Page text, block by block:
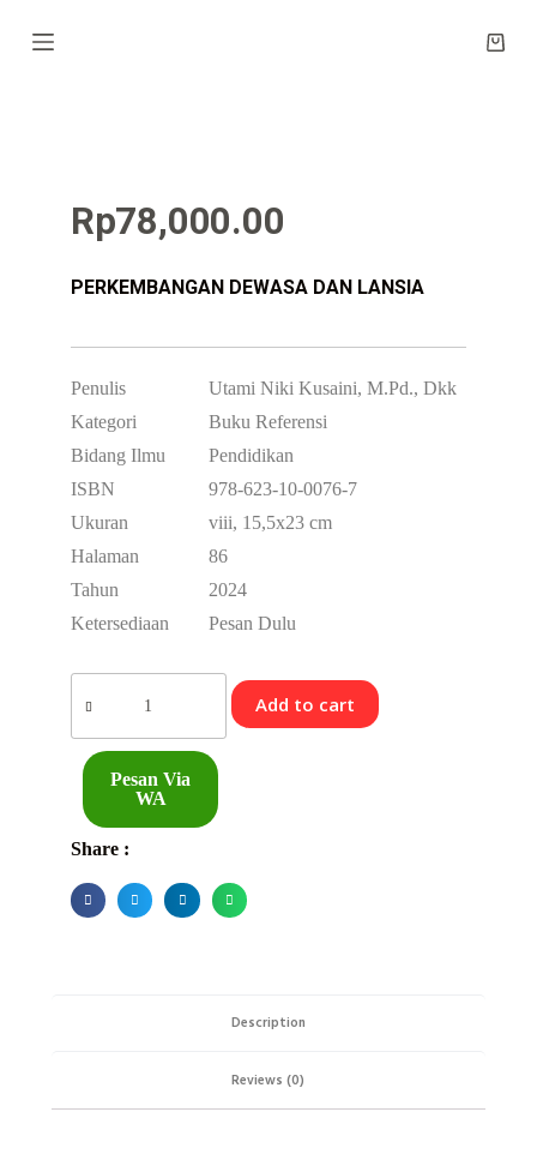
k
Rp78,000.00
PERKEMBANGAN DEWASA DAN LANSIA
Penulis
Kategori
Bidang Ilmu
ISBN
Ukuran
Halaman
Tahun
Ketersediaan
Utami Niki Kusaini, M.Pd., Dkk
Buku Referensi
Pendidikan
978-623-10-0076-7
viii, 15,5x23 cm
86
2024
Pesan Dulu
Add to cart
Pesan Via
WA
Share :
Description
Reviews (0)